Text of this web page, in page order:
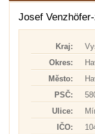
Josef
Kraj:
Okres:
Město:
PSČ:
Ulice:
IČO: